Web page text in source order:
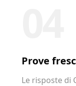
Prove
Le risposte di